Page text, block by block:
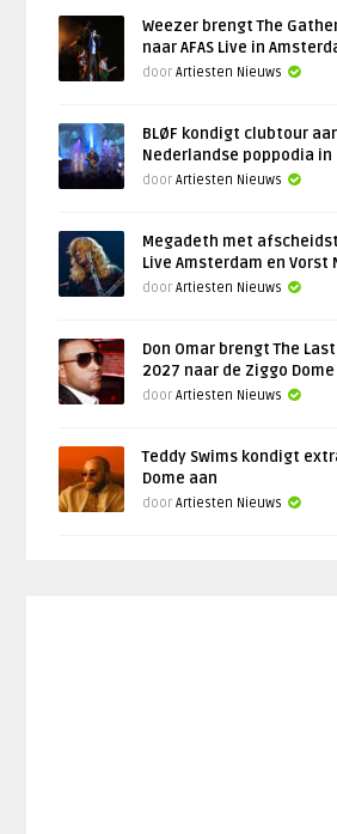
Weezer brengt The
naar AFAS Live in
doorArtiesten Nieuws
BLØF kondigt clubtour
Nederlandse poppodia in
doorArtiesten Nieuws
Megadeth met
Live Amsterdam en Vorst
doorArtiesten Nieuws
Don Omar brengt The
2027 naar de Ziggo Dome
doorArtiesten Nieuws
Teddy Swims kondigt
Dome aan
doorArtiesten Nieuws